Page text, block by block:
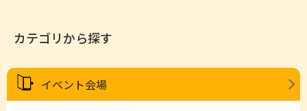
カテゴリから探す
イベント会場